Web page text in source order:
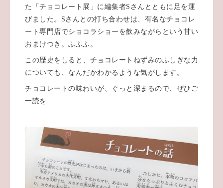
た「チョコレート展」に編集者S さんとともに足を運
びました。 S さんとの打ち合わせは、有名なチョコレ
ート専門店でショコラショーを飲みながらという甘い
おまけつき。ふふふ。
この歴史をしると、チョコレートねずみのふしぎな力
についても、なんだかわかるような気がします。
チョコレートの味わいが、ぐっと深まるので、ぜひご
一読を